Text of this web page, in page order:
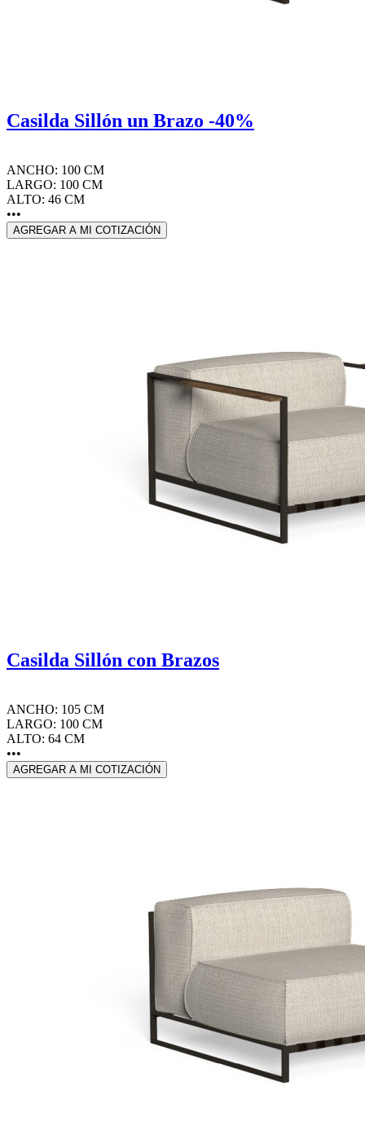
Casilda Sillón un Brazo -40%
ANCHO: 100 CM
LARGO: 100 CM
ALTO: 46 CM
•••
AGREGAR A MI COTIZACIÓN
Casilda Sillón con Brazos
ANCHO: 105 CM
LARGO: 100 CM
ALTO: 64 CM
•••
AGREGAR A MI COTIZACIÓN